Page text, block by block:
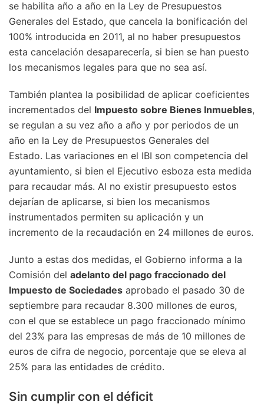
se habilita año a año en la Ley de Presupuestos
Generales del Estado, que cancela la bonificación del
100% introducida en 2011, al no haber presupuestos
esta cancelación desaparecería, si bien se han puesto
los mecanismos legales para que no sea así.
También plantea la posibilidad de aplicar coeficientes
incrementados del Impuesto sobre Bienes Inmuebles,
se regulan a su vez año a año y por periodos de un
año en la Ley de Presupuestos Generales del
Estado. Las variaciones en el IBI son competencia del
ayuntamiento, si bien el Ejecutivo esboza esta medida
para recaudar más. Al no existir presupuesto estos
dejarían de aplicarse, si bien los mecanismos
instrumentados permiten su aplicación y un
incremento de la recaudación en 24 millones de euros.
Junto a estas dos medidas, el Gobierno informa a la
Comisión del adelanto del pago fraccionado del
Impuesto de Sociedades aprobado el pasado 30 de
septiembre para recaudar 8.300 millones de euros,
con el que se establece un pago fraccionado mínimo
del 23% para las empresas de más de 10 millones de
euros de cifra de negocio, porcentaje que se eleva al
25% para las entidades de crédito.
Sin cumplir con el déficit